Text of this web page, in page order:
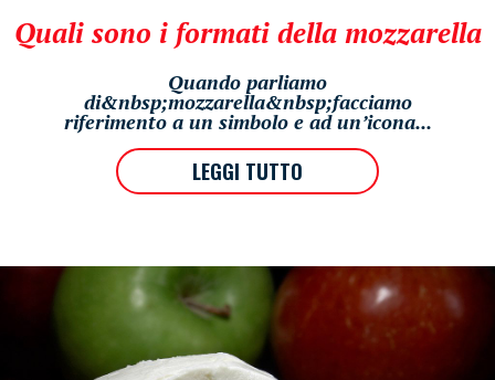
Quali sono i formati della mozzarella
Quando parliamo
di&nbsp;mozzarella&nbsp;facciamo
riferimento a un simbolo e ad un’icona...
LEGGI TUTTO